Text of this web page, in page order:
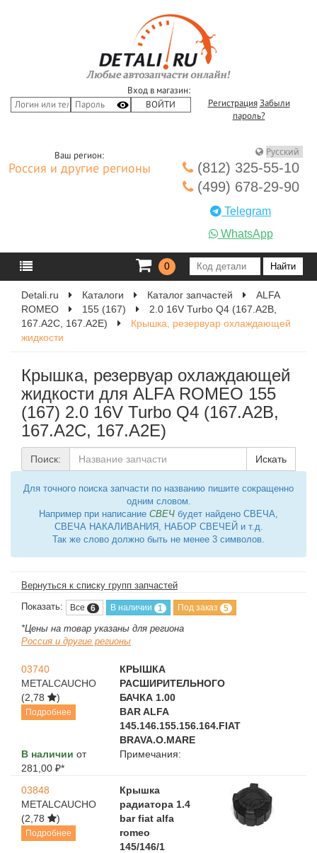
Вход в магазин:
Регистрация Забыли
пароль?
Ваш регион:
Россия и другие регионы
(812) 325-55-10
(499) 678-29-90
Telegram
WhatsApp
0
Detali.ru Каталоги Каталог запчастей
ALFA
ROMEO
155 (167)
2.0 16V Turbo Q4 (167.A2B,
167.A2C, 167.A2E)
Крышка, резервуар охлаждающей
жидкости
Крышка, резервуар охлаждающей
жидкости для ALFA ROMEO 155
(167) 2.0 16V Turbo Q4 (167.A2B,
167.A2C, 167.A2E)
Поиск: Искать
Для точного поиска запчасти по названию пишите сокращенно
одним словом.
Например при написание СВЕЧ будет найдено СВЕЧА,
СВЕЧА НАКАЛИВАНИЯ, НАБОР СВЕЧЕЙ и т.д.
Так же слово должно быть не менее 3 символов.
Вернуться к списку групп запчастей
Показать: Все 6 В наличии 1 Под заказ 5
*Цены на товар указаны для региона
Россия и другие регионы
03740
METALCAUCHO
(2,78
)
Подробнее
КРЫШКА
РАСШИРИТЕЛЬНОГО
БАЧКА 1.00
BAR ALFA
145.146.155.156.164.FIAT
BRAVA.O.MARE
В наличии от
281,00 ₽*
Примечания:
03848
METALCAUCHO
(2,78
)
Подробнее
Крышка
радиатора 1.4
bar fiat alfa
romeo
145/146/1